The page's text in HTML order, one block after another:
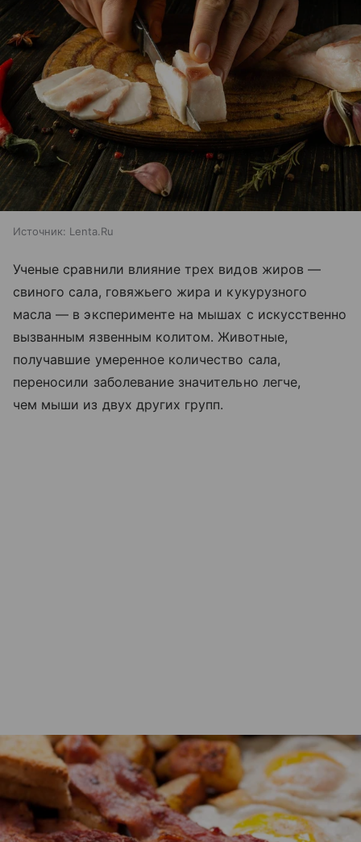
Источник: Lenta.Ru
Ученые сравнили влияние трех видов жиров —
свиного сала, говяжьего жира и кукурузного
масла — в эксперименте на мышах с искусственно
вызванным язвенным колитом. Животные,
получавшие умеренное количество сала,
переносили заболевание значительно легче,
чем мыши из двух других групп.